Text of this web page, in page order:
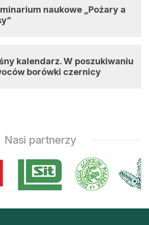
naukowe „Pożary a
kalendarz. W poszukiwaniu
borówki czernicy
Nasi partnerzy